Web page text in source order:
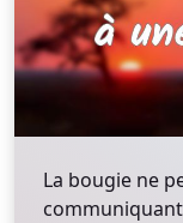
La bougie ne